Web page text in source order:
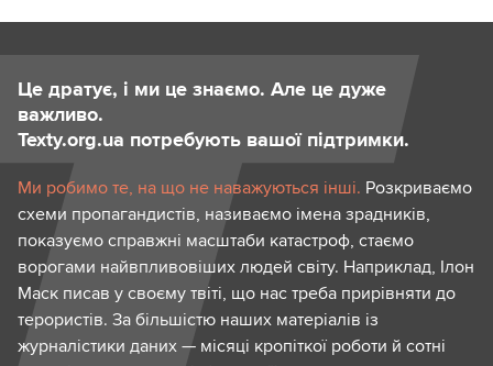
Це дратує, і ми це знаємо. Але це дуже
важливо.
Texty.org.ua потребують вашої підтримки.
Ми робимо те, на що не наважуються інші. Розкриваємо
схеми пропагандистів, називаємо імена зрадників,
показуємо справжні масштаби катастроф, стаємо
ворогами найвпливовіших людей світу. Наприклад, Ілон
Маск писав у своєму твіті, що нас треба прирівняти до
терористів. За більшістю наших матеріалів із
журналістики даних — місяці кропіткої роботи й сотні